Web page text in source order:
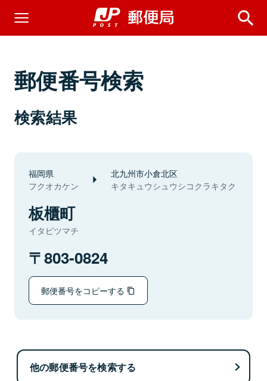
郵便番号検索
検索結果
福岡県
フクオカケン
北九州市小倉北区
キタキュウシュウシコクラキタク
板櫃町
イタビツマチ
803-0824
郵便番号をコピーする
他の郵便番号を検索する